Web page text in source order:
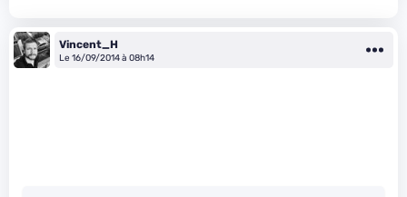
Vincent_H
Le 16/09/2014 à 08h14